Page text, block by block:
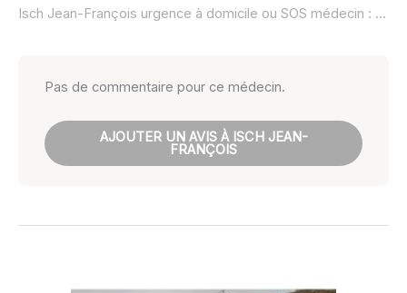
Isch Jean-François urgence à domicile ou SOS médecin :
non
Pas de commentaire pour ce médecin.
AJOUTER UN AVIS À ISCH JEAN-
FRANÇOIS